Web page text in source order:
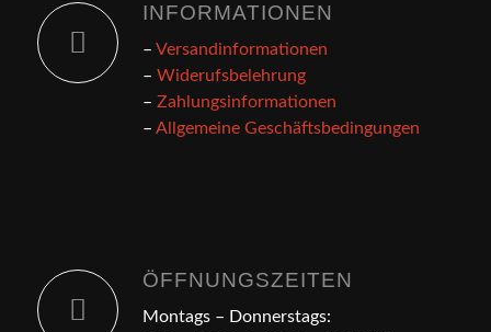
INFORMATIONEN
– Versandinformationen
– Widerufsbelehrung
– Zahlungsinformationen
– Allgemeine Geschäftsbedingungen
ÖFFNUNGSZEITEN
Montags – Donnerstags: